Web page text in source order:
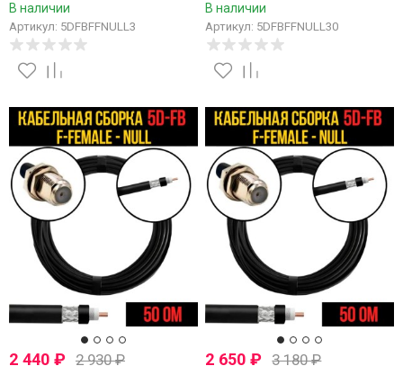
В наличии
Артикул: 5DFBFFNULL3
В наличии
Артикул: 5DFBFFNULL30
2 440 ₽ 2 930₽ 2 650₽ 3 180₽